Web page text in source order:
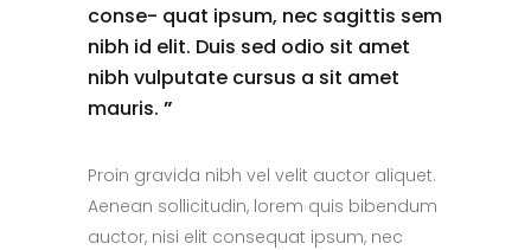
conse- quat ipsum, nec sagittis sem
nibh id elit. Duis sed odio sit amet
nibh vulputate cursus a sit amet
mauris. ”
Proin gravida nibh vel velit auctor aliquet.
Aenean sollicitudin, lorem quis bibendum
auctor, nisi elit consequat ipsum, nec